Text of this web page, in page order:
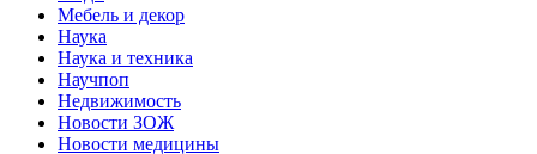
Мебель и декор
Наука
Наука и техника
Научпоп
Недвижимость
Новости ЗОЖ
Новости медицины